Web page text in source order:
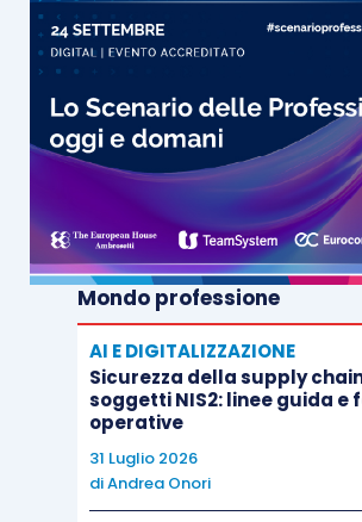
qualifica di impresa sociale.
Tale provvedimento dispone
patrimonio residuo
dedotto, nelle imprese sociali
forme di cui al libro V del codice
effettivamente versato dai soci,
rivalutato o aumentato, e i
non distribuiti nei limiti di cui
devolutoal fondo per la
delle imprese sociali istituito ai
16 D.Lgs. 112/2017, dall’ente o
cui l’impresa sociale aderisce o,
dalla Fondazione Italia Sociale,
Mondo professione
AI E DIGITALIZZAZIONE
Sicurezza della supply
soggetti NIS2: linee guida e
operative
31 Luglio 2026
diAndrea Onori